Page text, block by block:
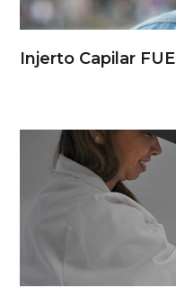
Injerto Capilar FUE